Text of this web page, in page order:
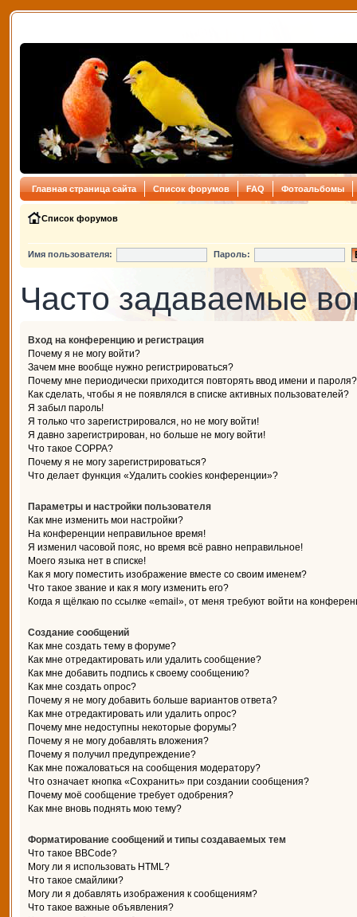
Главная страница сайта Список форумов FAQ Фотоальбомы
Список форумов
Имя пользователя: Пароль:
Часто задаваемые
Вход на конференцию и регистрация
Почему я не могу войти?
Зачем мне вообще нужно регистрироваться?
Почему мне периодически приходится повторять ввод имени и пароля?
Как сделать, чтобы я не появлялся в списке активных пользователей?
Я забыл пароль!
Я только что зарегистрировался, но не могу войти!
Я давно зарегистрирован, но больше не могу войти!
Что такое COPPA?
Почему я не могу зарегистрироваться?
Что делает функция «Удалить cookies конференции»?
Параметры и настройки пользователя
Как мне изменить мои настройки?
На конференции неправильное время!
Я изменил часовой пояс, но время всё равно неправильное!
Моего языка нет в списке!
Как я могу поместить изображение вместе со своим именем?
Что такое звание и как я могу изменить его?
Когда я щёлкаю по ссылке «email», от меня требуют войти на
Создание сообщений
Как мне создать тему в форуме?
Как мне отредактировать или удалить сообщение?
Как мне добавить подпись к своему сообщению?
Как мне создать опрос?
Почему я не могу добавить больше вариантов ответа?
Как мне отредактировать или удалить опрос?
Почему мне недоступны некоторые форумы?
Почему я не могу добавлять вложения?
Почему я получил предупреждение?
Как мне пожаловаться на сообщения модератору?
Что означает кнопка «Сохранить» при создании сообщения?
Почему моё сообщение требует одобрения?
Как мне вновь поднять мою тему?
Форматирование сообщений и типы создаваемых тем
Что такое BBCode?
Могу ли я использовать HTML?
Что такое смайлики?
Могу ли я добавлять изображения к сообщениям?
Что такое важные объявления?